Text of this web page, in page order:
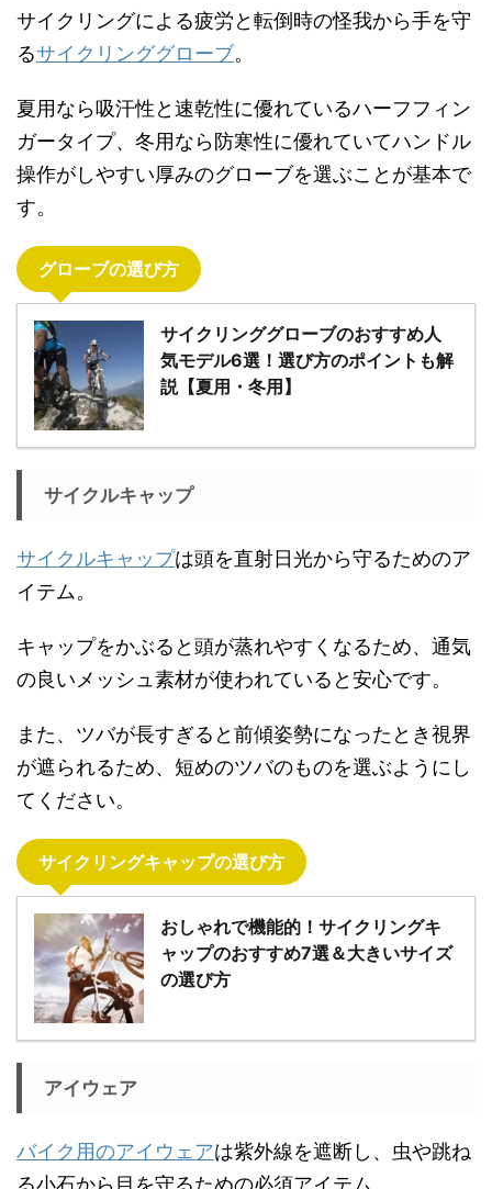
サイクリングによる疲労と転倒時の怪我から手を守
るサイクリンググローブ。
夏用なら吸汗性と速乾性に優れているハーフフィン
ガータイプ、冬用なら防寒性に優れていてハンドル
操作がしやすい厚みのグローブを選ぶことが基本で
す。
グローブの選び方
サイクリンググローブのおすすめ人
気モデル6選！選び方のポイントも解
説【夏用・冬用】
サイクルキャップ
サイクルキャップは頭を直射日光から守るためのア
イテム。
キャップをかぶると頭が蒸れやすくなるため、通気
の良いメッシュ素材が使われていると安心です。
また、ツバが長すぎると前傾姿勢になったとき視界
が遮られるため、短めのツバのものを選ぶようにし
てください。
サイクリングキャップの選び方
おしゃれで機能的！サイクリングキ
ャップのおすすめ7選＆大きいサイズ
の選び方
アイウェア
バイク用のアイウェアは紫外線を遮断し、虫や跳ね
る小石から目を守るための必須アイテム。